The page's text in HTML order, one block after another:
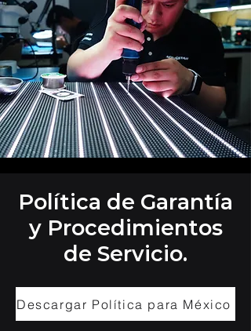
Política de Garantía
y Procedimientos
de Servicio.
Descargar Política para México